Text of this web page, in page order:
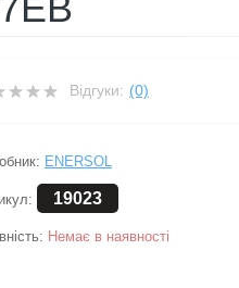
Відгуки: (0)
ENERSOL
19023
Немає в наявності